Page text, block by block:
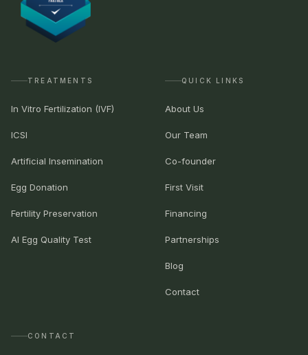
TREATMENTS
In Vitro Fertilization (IVF)
ICSI
Artificial Insemination
Egg Donation
Fertility Preservation
AI Egg Quality Test
QUICK LINKS
About Us
Our Team
Co-founder
First Visit
Financing
Partnerships
Blog
Contact
CONTACT